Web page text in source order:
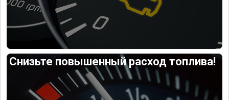
Снизьте повышенный расход топлива!